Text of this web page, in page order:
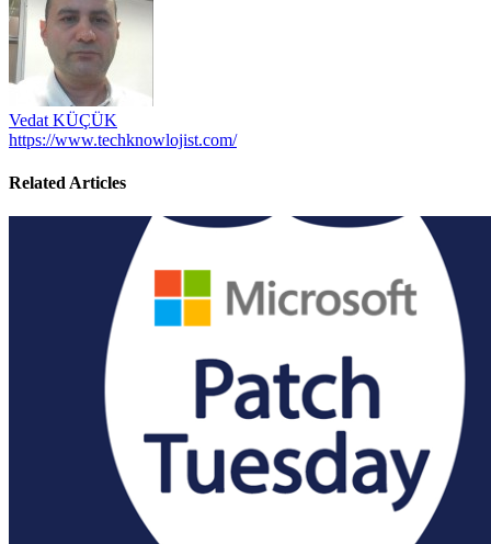
Vedat KÜÇÜK
https://www.techknowlojist.com/
Related Articles